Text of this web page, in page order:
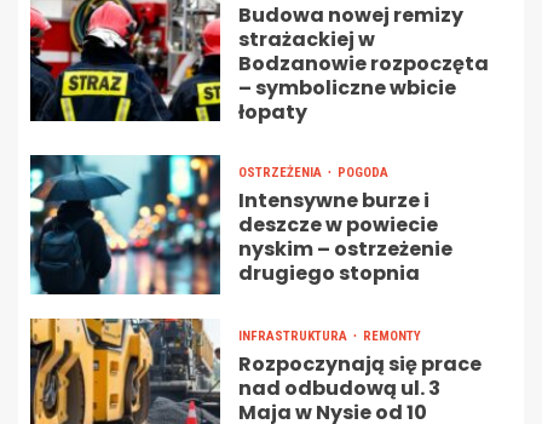
Budowa nowej remizy
strażackiej w
Bodzanowie rozpoczęta
– symboliczne wbicie
łopaty
OSTRZEŻENIA POGODA
Intensywne burze i
deszcze w powiecie
nyskim – ostrzeżenie
drugiego stopnia
INFRASTRUKTURA REMONTY
Rozpoczynają się prace
nad odbudową ul. 3
Maja w Nysie od 10